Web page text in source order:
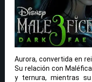
Aurora, convertida en
Su relación con
y ternura, mientras